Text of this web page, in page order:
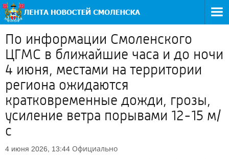
По информации Смоленского
ЦГМС в ближайшие часа и до ночи
4 июня, местами на территории
региона ожидаются
кратковременные дожди, грозы,
усиление ветра порывами 12-15 м/
с
4 июня 2026, 13:44 Официально